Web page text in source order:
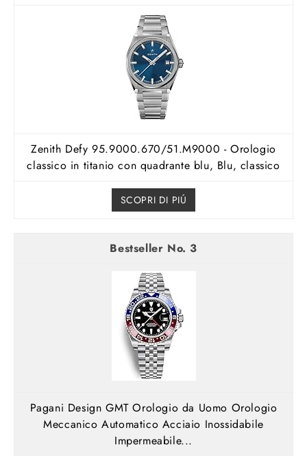
Zenith Defy 95.9000.670/51.M9000 - Orologio
classico in titanio con quadrante blu, Blu, classico
SCOPRI DI PIÚ
3
Pagani Design GMT Orologio da Uomo Orologio
Meccanico Automatico Acciaio Inossidabile
Impermeabile...